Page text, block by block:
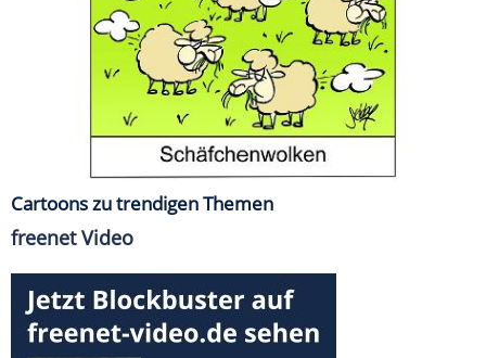
Cartoons zu trendigen Themen
freenet Video